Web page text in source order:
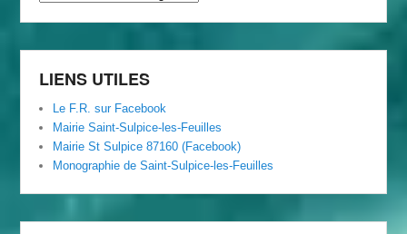
Rural
LIENS UTILES
Le F.R. sur Facebook
Mairie Saint-Sulpice-les-Feuilles
Mairie St Sulpice 87160 (Facebook)
Monographie de Saint-Sulpice-les-Feuilles